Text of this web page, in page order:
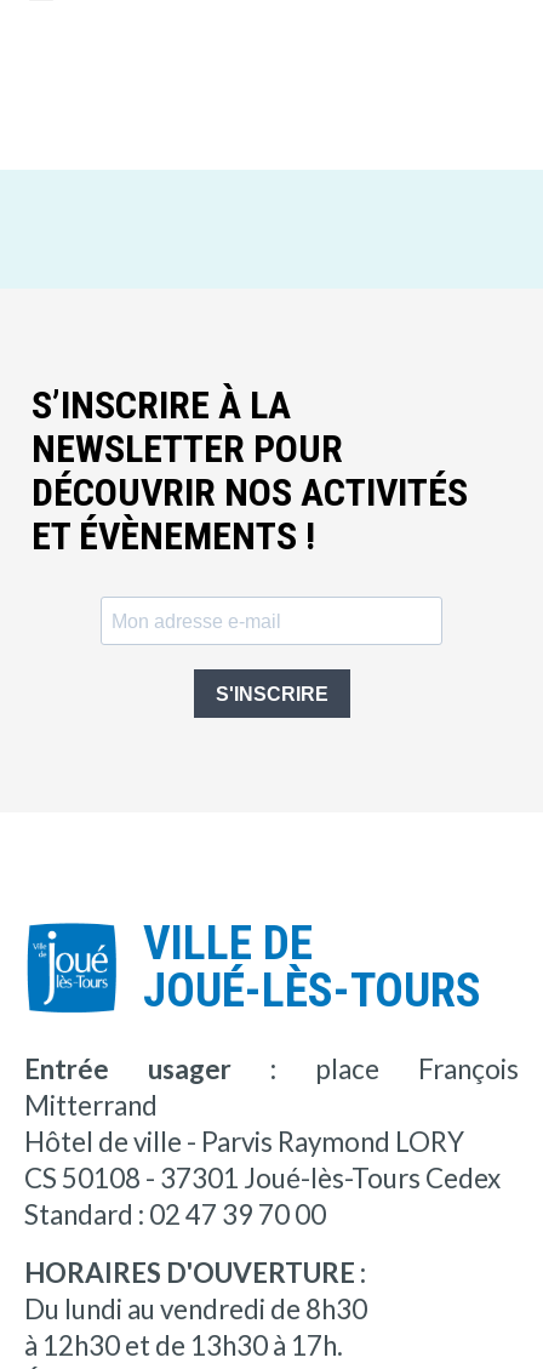
S’INSCRIRE À LA
NEWSLETTER POUR
DÉCOUVRIR NOS ACTIVITÉS
ET ÉVÈNEMENTS !
S'INSCRIRE
VILLE DE
JOUÉ-LÈS-TOURS
Entrée usager : place François
Mitterrand
Hôtel de ville - Parvis Raymond LORY
CS 50108 - 37301 Joué-lès-Tours Cedex
Standard : 02 47 39 70 00
HORAIRES D'OUVERTURE :
Du lundi au vendredi de 8h30
à 12h30 et de 13h30 à 17h.